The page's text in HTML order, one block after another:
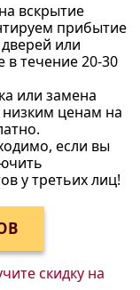
вскрытие
прибытие
или
в течение 20-30
или замена
низким ценам на
если вы
у третьих лиц!
скидку на